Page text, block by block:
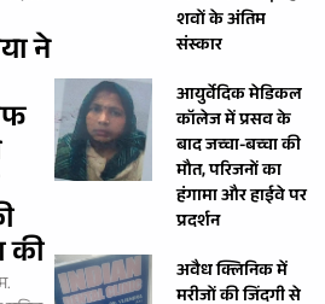
ने
की
शवों के अंतिम
संस्कार
आयुर्वेदिक मेडिकल
कॉलेज में प्रसव के
बाद जच्चा-बच्चा की
मौत, परिजनों का
हंगामा और हाईवे पर
प्रदर्शन
अवैध क्लिनिक में
मरीजों की जिंदगी से